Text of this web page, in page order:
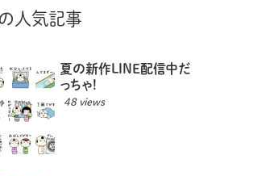
人気記事
夏の新作LINE配信中だ
っちゃ!
48 views